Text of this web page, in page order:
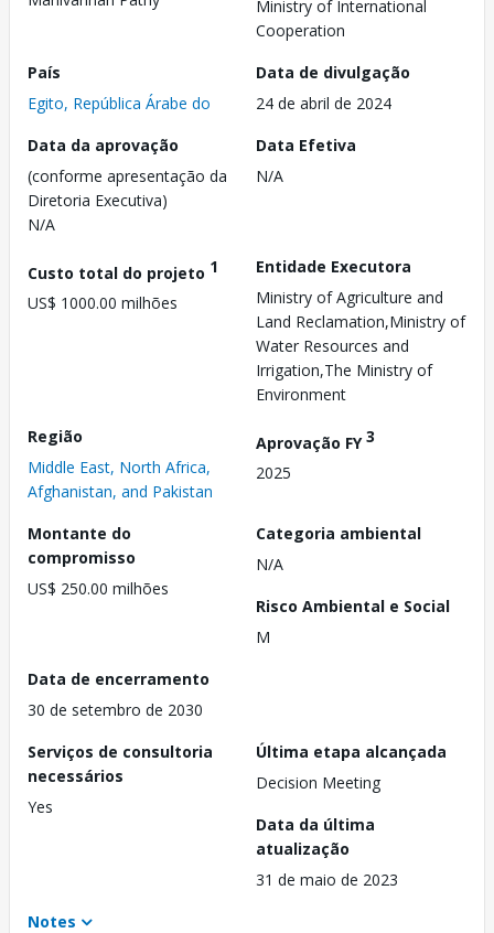
Ministry of International
Cooperation
País
Egito, República Árabe do
Data de divulgação
24 de abril de 2024
Data da aprovação
(conforme apresentação da
Diretoria Executiva)
N/A
Data Efetiva
N/A
Custo total do projeto 1
US$ 1000.00 milhões
Entidade Executora
Ministry of Agriculture and
Land Reclamation,Ministry of
Water Resources and
Irrigation,The Ministry of
Environment
Região
Middle East, North Africa,
Afghanistan, and Pakistan
Aprovação FY3
2025
Montante do
compromisso
US$ 250.00 milhões
Categoria ambiental
N/A
Risco Ambiental e Social
M
Data de encerramento
30 de setembro de 2030
Serviços de consultoria
necessários
Yes
Última etapa alcançada
Decision Meeting
Data da última
atualização
31 de maio de 2023
Notes